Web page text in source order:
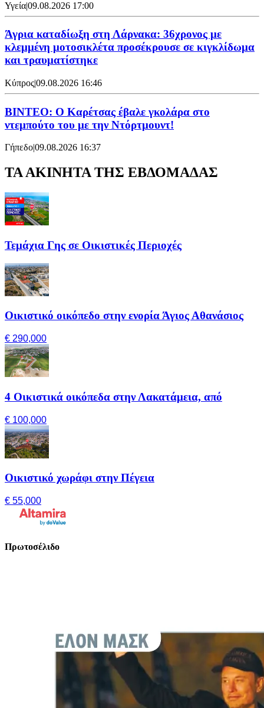
Υγεία|09.08.2026 17:00
Άγρια καταδίωξη στη Λάρνακα: 36χρονος με
κλεμμένη μοτοσικλέτα προσέκρουσε σε κιγκλίδωμα
και τραυματίστηκε
Κύπρος|09.08.2026 16:46
ΒΙΝΤΕΟ: Ο Καρέτσας έβαλε γκολάρα στο
ντεμπούτο του με την Ντόρτμουντ!
Γήπεδο|09.08.2026 16:37
ΤΑ ΑΚΙΝΗΤΑ ΤΗΣ ΕΒΔΟΜΑΔΑΣ
Τεμάχια Γης σε Οικιστικές Περιοχές
Οικιστικό οικόπεδο στην ενορία Άγιος Αθανάσιος
€ 290,000
4 Οικιστικά οικόπεδα στην Λακατάμεια, από
€ 100,000
Οικιστικό χωράφι στην Πέγεια
€ 55,000
Πρωτοσέλιδο